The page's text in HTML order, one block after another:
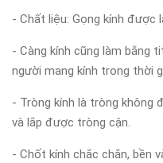
- Chất liệu: Gọng kính được
- Càng kính cũng làm bằng
người mang kính trong thời
- Tròng kính là tròng không
và lắp được tròng cận.
- Chốt kính chắc chắn, bền